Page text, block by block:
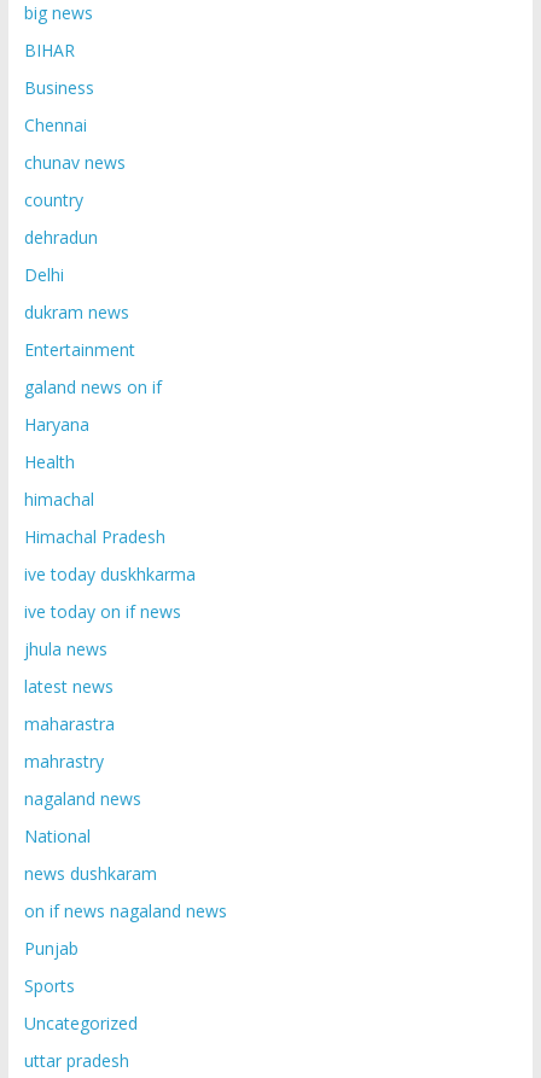
big news
BIHAR
Business
Chennai
chunav news
country
dehradun
Delhi
dukram news
Entertainment
galand news on if
Haryana
Health
himachal
Himachal Pradesh
ive today duskhkarma
ive today on if news
jhula news
latest news
maharastra
mahrastry
nagaland news
National
news dushkaram
on if news nagaland news
Punjab
Sports
Uncategorized
uttar pradesh